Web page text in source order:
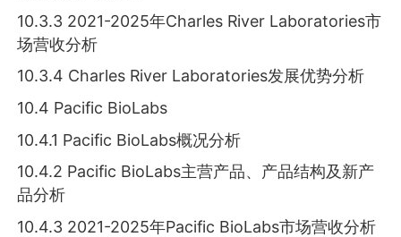
10.3.3 2021-2025年Charles River Laboratories市
场营收分析
10.3.4 Charles River Laboratories发展优势分析
10.4 Pacific BioLabs
10.4.1 Pacific BioLabs概况分析
10.4.2 Pacific BioLabs主营产品、产品结构及新产
品分析
10.4.3 2021-2025年Pacific BioLabs市场营收分析